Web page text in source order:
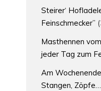
Steirer‘
Feinschmecker”
Masthennen
jeder Tag zum
Am
Stangen, Zöpfe…